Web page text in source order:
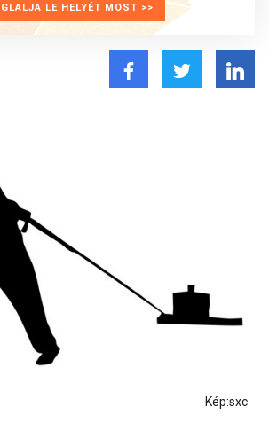
LE HELYÉT MOST >>
Kép:sxc